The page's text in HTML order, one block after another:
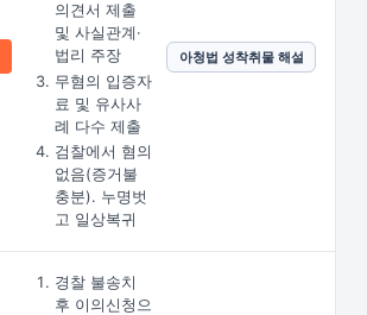
의견서 제출
및 사실관계·
법리 주장
무혐의 입증자
료 및 유사사
례 다수 제출
검찰에서 혐의
없음(증거불
충분). 누명벗
고 일상복귀
아청법 성착취물 해설
경찰 불송치
후 이의신청으